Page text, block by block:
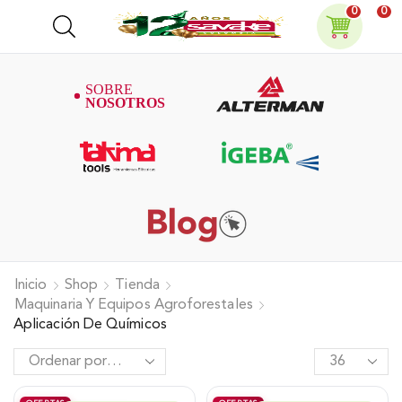
0 0
Inicio Shop
Tienda
Maquinaria Y Equipos Agroforestales
Aplicación De Químicos